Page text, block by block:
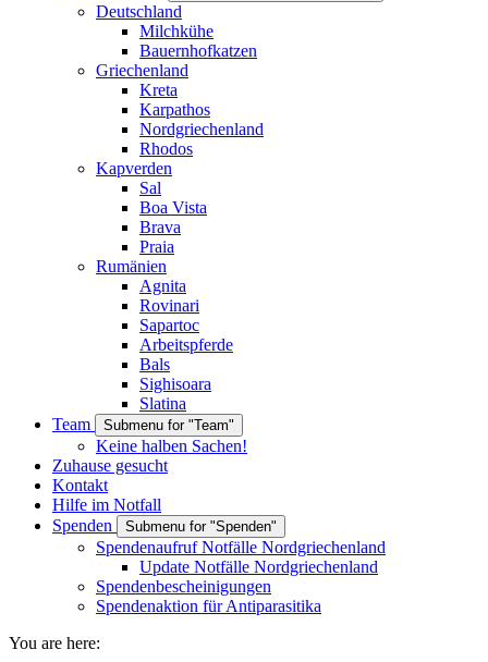
Deutschland
Milchkühe
Bauernhofkatzen
Griechenland
Kreta
Karpathos
Nordgriechenland
Rhodos
Kapverden
Sal
Boa Vista
Brava
Praia
Rumänien
Agnita
Rovinari
Sapartoc
Arbeitspferde
Bals
Sighisoara
Slatina
Team
Submenu for "Team"
Keine halben Sachen!
Zuhause gesucht
Kontakt
Hilfe im Notfall
Spenden
Submenu for "Spenden"
Spendenaufruf Notfälle Nordgriechenland
Update Notfälle Nordgriechenland
Spendenbescheinigungen
Spendenaktion für Antiparasitika
You are here: